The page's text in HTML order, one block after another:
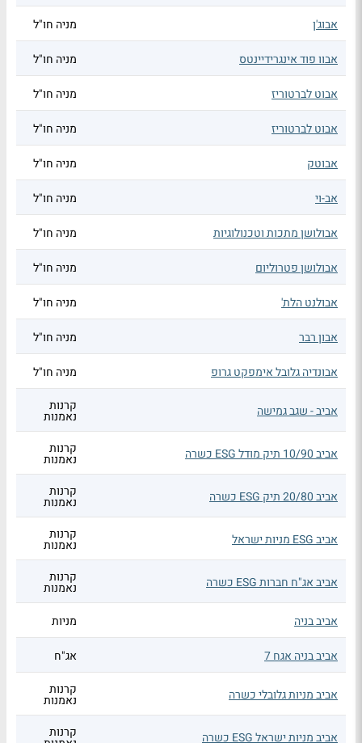
אבוג'ן מניה חו"ל
אבוו פוד אינגרידיינטס מניה חו"ל
אבוט לברטוריז מניה חו"ל
אבוט לברטוריז מניה חו"ל
אבוטק מניה חו"ל
אב-וי מניה חו"ל
אבולושן מתכות וטכנולוגיות מניה חו"ל
אבולושן פטרוליום מניה חו"ל
אבולנט הלת' מניה חו"ל
אבון רבר מניה חו"ל
אבונדיה גלובל אימפקט גרופ מניה חו"ל
אביב - שגב גמישה קרנות
נאמנות
אביב 10/90 תיק מודל ESG כשרה קרנות
נאמנות
אביב 20/80 תיק ESG כשרה קרנות
נאמנות
אביב ESG מניות ישראל קרנות
נאמנות
אביב אג"ח חברות ESG כשרה קרנות
נאמנות
אביב בניה
מניות
אביב בניה אגח 7 אג"ח
אביב מניות גלובלי כשרה קרנות
נאמנות
אביב מניות ישראל ESG כשרה קרנות